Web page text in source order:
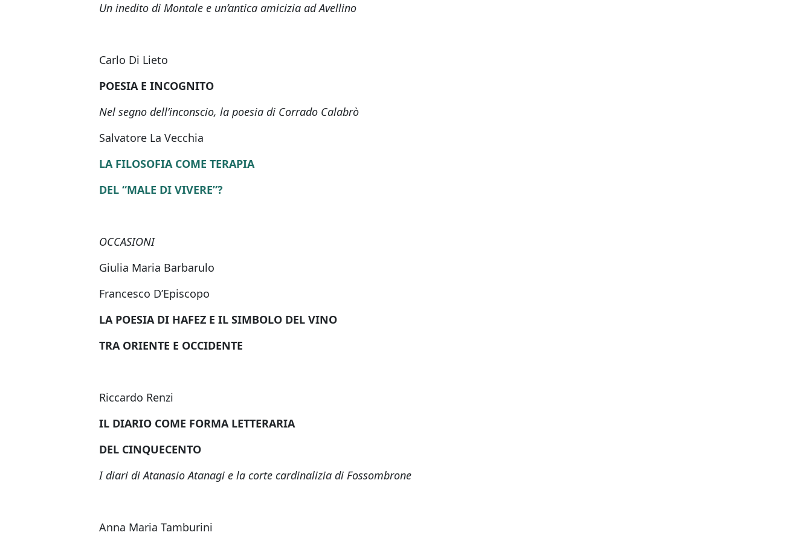
Un inedito di Montale e un’antica amicizia ad Avellino
Carlo Di Lieto
POESIA E INCOGNITO
Nel segno dell’inconscio, la poesia di Corrado Calabrò
Salvatore La Vecchia
LA FILOSOFIA COME TERAPIA
DEL “MALE DI VIVERE”?
OCCASIONI
Giulia Maria Barbarulo
Francesco D’Episcopo
LA POESIA DI HAFEZ E IL SIMBOLO DEL VINO
TRA ORIENTE E OCCIDENTE
Riccardo Renzi
IL DIARIO COME FORMA LETTERARIA
DEL CINQUECENTO
I diari di Atanasio Atanagi e la corte cardinalizia di Fossombrone
Anna Maria Tamburini